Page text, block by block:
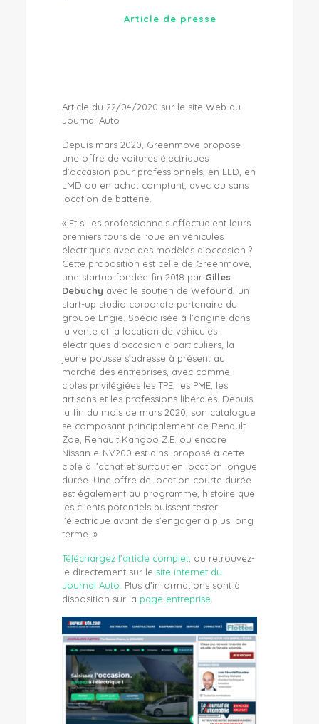
Article de presse
Article du 22/04/2020 sur le site Web du
Journal Auto
Depuis mars 2020, Greenmove propose
une offre de voitures électriques
d’occasion pour professionnels, en LLD, en
LMD ou en achat comptant, avec ou sans
location de batterie.
« Et si les professionnels effectuaient leurs
premiers tours de roue en véhicules
électriques avec des modèles d’occasion ?
Cette proposition est celle de Greenmove,
une startup fondée fin 2018 par Gilles
Debuchy avec le soutien de Wefound, un
start-up studio corporate partenaire du
groupe Engie. Spécialisée à l’origine dans
la vente et la location de véhicules
électriques d’occasion à particuliers, la
jeune pousse s’adresse à présent au
marché des entreprises, avec comme
cibles privilégiées les TPE, les PME, les
artisans et les professions libérales. Depuis
la fin du mois de mars 2020, son catalogue
se composant principalement de Renault
Zoe, Renault Kangoo Z.E. ou encore
Nissan e-NV200 est ainsi proposé à cette
cible à l’achat et surtout en location longue
durée. Une offre de location courte durée
est également au programme, histoire que
les clients potentiels puissent tester
l’électrique avant de s’engager à plus long
terme. »
Téléchargez l’article complet, ou retrouvez-
le directement sur le site internet du
Journal Auto. Plus d’informations sont à
disposition sur la page entreprise